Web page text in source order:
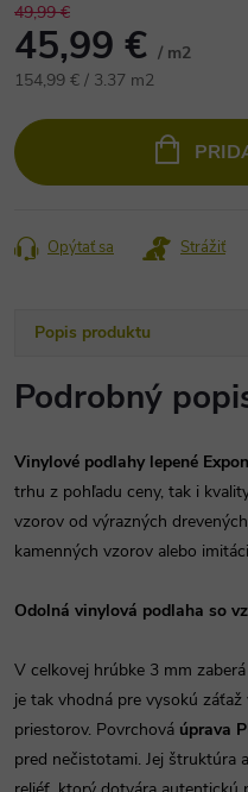
49,99 €
45,99 € / m2
Jednotková
154,99 € / 3.37 m2
Opýtať sa Strážiť
Popis produktu
Podrobný
Vinylové podlahy lepené
trhu z pohľadu ceny, tak i
vzorov od výrazných
kamenných vzorov alebo
Odolná vinylová podlaha so
V celkovej hrúbke 3 mm zaberá
je tak vhodná pre vysokú
priestorov. Povrchová úprava
pred nečistotami. Jej štruktúra